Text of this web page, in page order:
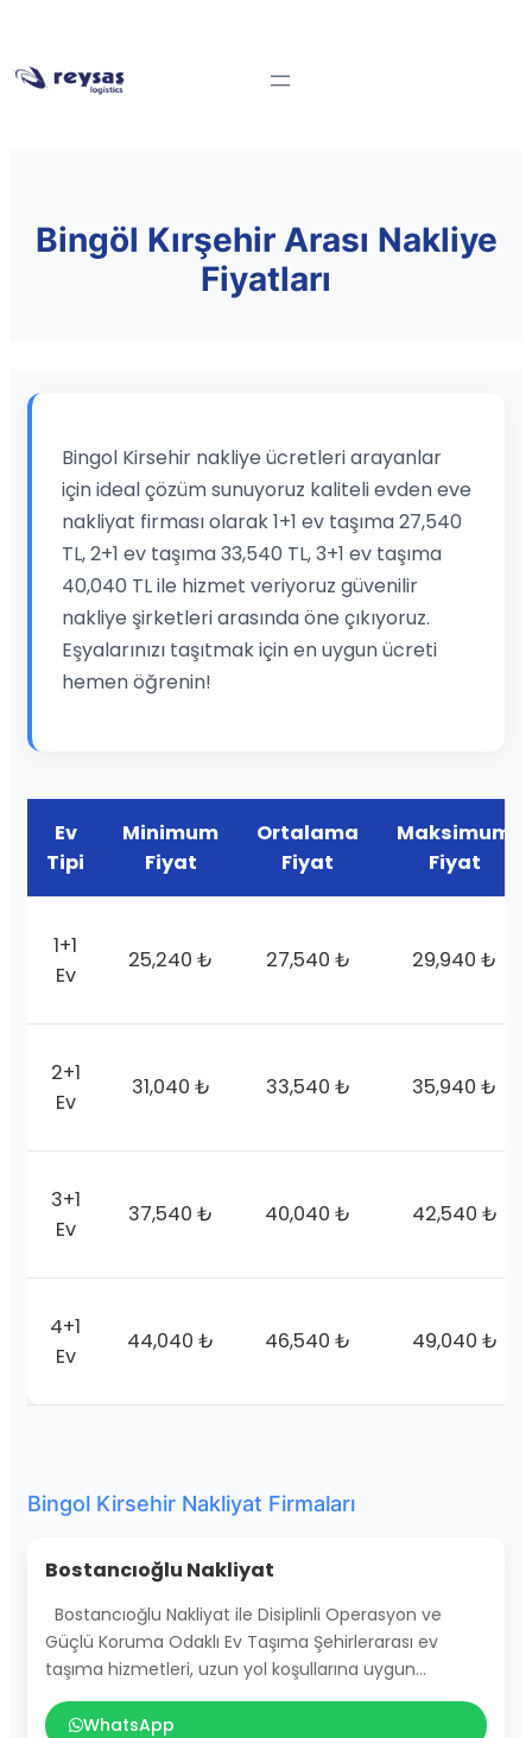
Bingöl Kırşehir Arası Nakliye
Fiyatları
Bingol Kirsehir nakliye ücretleri arayanlar
için ideal çözüm sunuyoruz kaliteli evden eve
nakliyat firması olarak 1+1 ev taşıma 27,540
TL, 2+1 ev taşıma 33,540 TL, 3+1 ev taşıma
40,040 TL ile hizmet veriyoruz güvenilir
nakliye şirketleri arasında öne çıkıyoruz.
Eşyalarınızı taşıtmak için en uygun ücreti
hemen öğrenin!
Ev
Tipi
Minimum
Fiyat
Ortalama
Fiyat
Maksimum
Fiyat
1+1
Ev
25,240 ₺ 27,540 ₺ 29,940 ₺
2+1
Ev
31,040 ₺ 33,540 ₺ 35,940 ₺
3+1
Ev
37,540 ₺ 40,040 ₺ 42,540 ₺
4+1
Ev
44,040 ₺ 46,540 ₺ 49,040 ₺
Bingol Kirsehir Nakliyat Firmaları
Bostancıoğlu Nakliyat
Bostancıoğlu Nakliyat ile Disiplinli Operasyon ve
Güçlü Koruma Odaklı Ev Taşıma Şehirlerarası ev
taşıma hizmetleri, uzun yol koşullarına uygun…
WhatsApp